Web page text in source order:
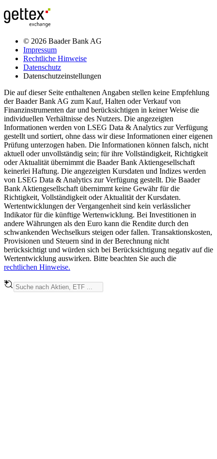
© 2026 Baader Bank AG
Impressum
Rechtliche Hinweise
Datenschutz
Datenschutzeinstellungen
Die auf dieser Seite enthaltenen Angaben stellen keine Empfehlung
der Baader Bank AG zum Kauf, Halten oder Verkauf von
Finanzinstrumenten dar und berücksichtigen in keiner Weise die
individuellen Verhältnisse des Nutzers. Die angezeigten
Informationen werden von LSEG Data & Analytics zur Verfügung
gestellt und sortiert, ohne dass wir diese Informationen einer eigenen
Prüfung unterzogen haben. Die Informationen können falsch, nicht
aktuell oder unvollständig sein; für ihre Vollständigkeit, Richtigkeit
oder Aktualität übernimmt die Baader Bank Aktiengesellschaft
keinerlei Haftung. Die angezeigten Kursdaten und Indizes werden
von LSEG Data & Analytics zur Verfügung gestellt. Die Baader
Bank Aktiengesellschaft übernimmt keine Gewähr für die
Richtigkeit, Vollständigkeit oder Aktualität der Kursdaten.
Wertentwicklungen der Vergangenheit sind kein verlässlicher
Indikator für die künftige Wertenwicklung. Bei Investitionen in
andere Währungen als den Euro kann die Rendite durch den
schwankenden Wechselkurs steigen oder fallen. Transaktionskosten,
Provisionen und Steuern sind in der Berechnung nicht
berücksichtigt und würden sich bei Berücksichtigung negativ auf die
Wertentwicklung auswirken. Bitte beachten Sie auch die
rechtlichen Hinweise.